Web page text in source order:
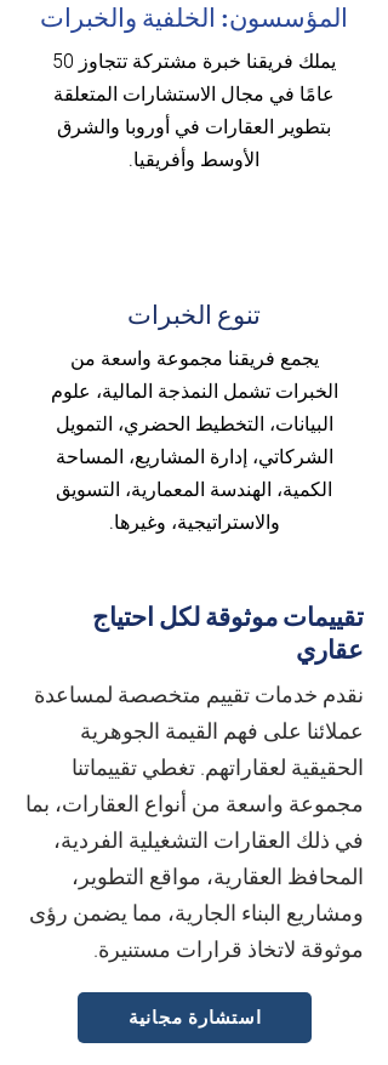
المؤسسون: الخلفية والخبرات
يملك فريقنا خبرة مشتركة تتجاوز 50
عامًا في مجال الاستشارات المتعلقة
بتطوير العقارات في أوروبا والشرق
الأوسط وأفريقيا.
تنوع الخبرات
يجمع فريقنا مجموعة واسعة من
الخبرات تشمل النمذجة المالية، علوم
البيانات، التخطيط الحضري، التمويل
الشركاتي، إدارة المشاريع، المساحة
الكمية، الهندسة المعمارية، التسويق
والاستراتيجية، وغيرها.
تقييمات موثوقة لكل احتياج
عقاري
نقدم خدمات تقييم متخصصة لمساعدة
عملائنا على فهم القيمة الجوهرية
الحقيقية لعقاراتهم. تغطي تقييماتنا
مجموعة واسعة من أنواع العقارات، بما
في ذلك العقارات التشغيلية الفردية،
المحافظ العقارية، مواقع التطوير،
ومشاريع البناء الجارية، مما يضمن رؤى
موثوقة لاتخاذ قرارات مستنيرة.
استشارة مجانية